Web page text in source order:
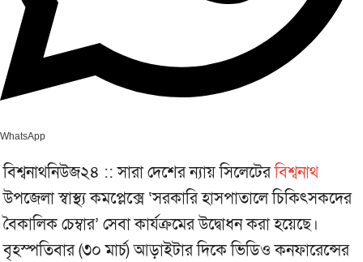
WhatsApp
বিশ্বনাথনিউজ২৪ :: সারা দেশের ন্যায় সিলেটেরবিশ্বনাথ
উপজেলা স্বাস্থ্য কমপ্লেক্সে ‘সরকারি হাসপাতালে চিকিৎসকদের
বৈকালিক চেম্বার’ সেবা কার্যক্রমের উদ্বোধন করা হয়েছে।
বৃহস্পতিবার (৩০ মার্চ) আড়াইটার দিকে ভিডিও কনফারেন্সের